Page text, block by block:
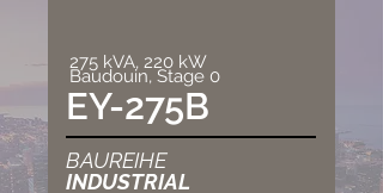
275 kVA, 220 kW
Baudouin, Stage 0
EY-275B
BAUREIHE
INDUSTRIAL